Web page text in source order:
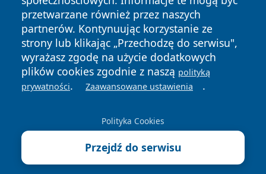
przetwarzane również przez naszych
partnerów. Kontynuując korzystanie ze
strony lub klikając „Przechodzę do serwisu",
wyrażasz zgodę na użycie dodatkowych
plików cookies zgodnie z naszą polityką
prywatności. Zaawansowane ustawienia .
Polityka Cookies
Przejdź do serwisu
News Autorzy
Polityka
Prywatności
Polityka
Cookies